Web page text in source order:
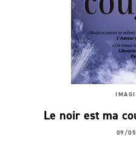
Le noir est ma
09/